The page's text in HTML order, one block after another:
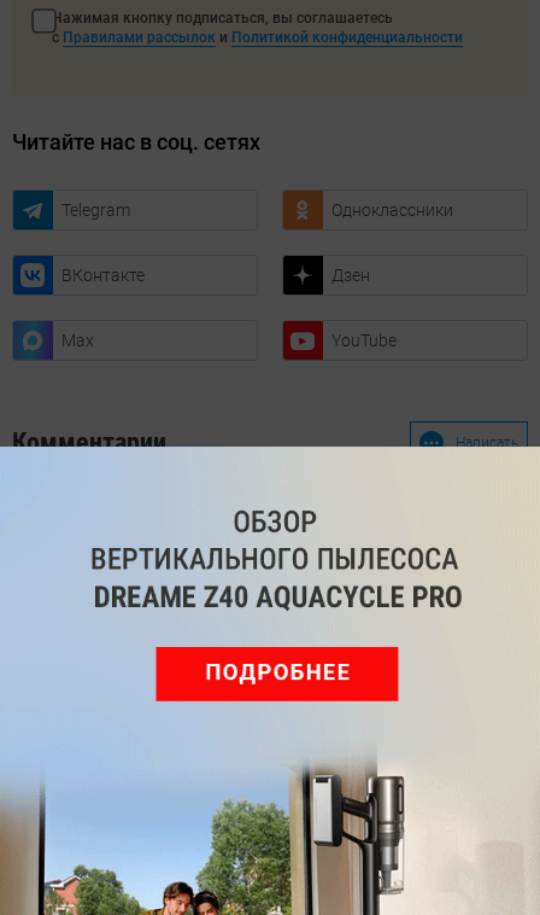
Нажимая кнопку подписаться, вы соглашаетесь
с Правилами рассылок и Политикой конфиденциальности
Читайте нас в соц. сетях
Telegram Одноклассники
ВКонтакте Дзен
Max YouTube
Комментарии Написать
Мы знаем, вам есть что сказать!
ВойдитеилиЗарегистрируйтесь, чтобы